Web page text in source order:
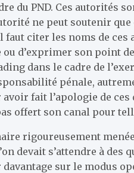
du PND. Ces autorités
ne peut soutenir que
faut citer les noms de
d’exprimer son point
dans le cadre de
pénale,
fait l’apologie de
offert son canal pour
rigoureusement
devait s’attendre à
sur le modus